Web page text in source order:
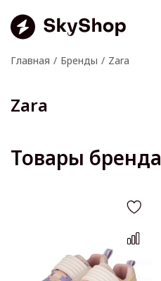
Главная Бренды Zara
Zara
Товары бренда